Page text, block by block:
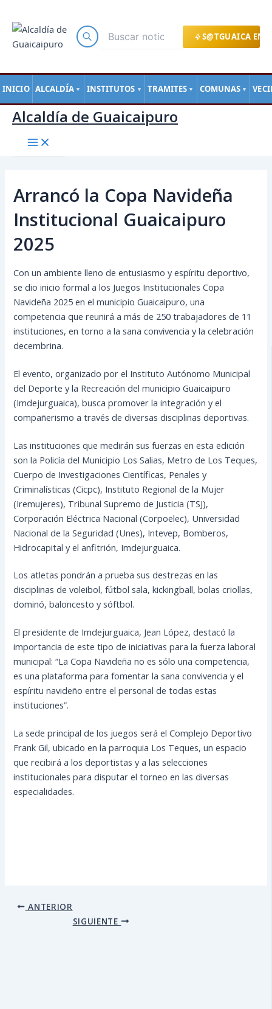
S@TGUAICA EN
INICIO ALCALDÍA ▼ INSTITUTOS ▼ TRAMITES ▼ COMUNAS ▼
contenido
Alcaldía de Guaicaipuro
Arrancó la Copa Navideña
Institucional Guaicaipuro
2025
Con un ambiente lleno de entusiasmo y espíritu deportivo,
se dio inicio formal a los Juegos Institucionales Copa
Navideña 2025 en el municipio Guaicaipuro, una
competencia que reunirá a más de 250 trabajadores de 11
instituciones, en torno a la sana convivencia y la celebración
decembrina.
El evento, organizado por el Instituto Autónomo Municipal
del Deporte y la Recreación del municipio Guaicaipuro
(Imdejurguaica), busca promover la integración y el
compañerismo a través de diversas disciplinas deportivas.
Las instituciones que medirán sus fuerzas en esta edición
son la Policía del Municipio Los Salias, Metro de Los Teques,
Cuerpo de Investigaciones Científicas, Penales y
Criminalísticas (Cicpc), Instituto Regional de la Mujer
(Iremujeres), Tribunal Supremo de Justicia (TSJ),
Corporación Eléctrica Nacional (Corpoelec), Universidad
Nacional de la Seguridad (Unes), Intevep, Bomberos,
Hidrocapital y el anfitrión, Imdejurguaica.
Los atletas pondrán a prueba sus destrezas en las
disciplinas de voleibol, fútbol sala, kickingball, bolas criollas,
dominó, baloncesto y sóftbol.
El presidente de Imdejurguaica, Jean López, destacó la
importancia de este tipo de iniciativas para la fuerza laboral
municipal: “La Copa Navideña no es sólo una competencia,
es una plataforma para fomentar la sana convivencia y el
espíritu navideño entre el personal de todas estas
instituciones”.
La sede principal de los juegos será el Complejo Deportivo
Frank Gil, ubicado en la parroquia Los Teques, un espacio
que recibirá a los deportistas y a las selecciones
institucionales para disputar el torneo en las diversas
especialidades.
de
entradas
ANTERIOR
SIGUIENTE